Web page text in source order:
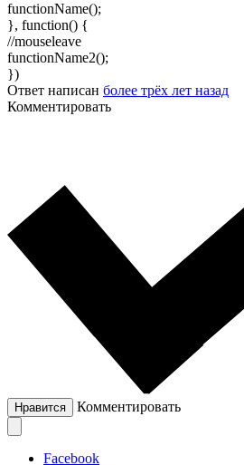
functionName();
}, function() {
//mouseleave
functionName2();
})
Ответ написан более трёх лет назад
Комментировать
Нравится Комментировать
Facebook